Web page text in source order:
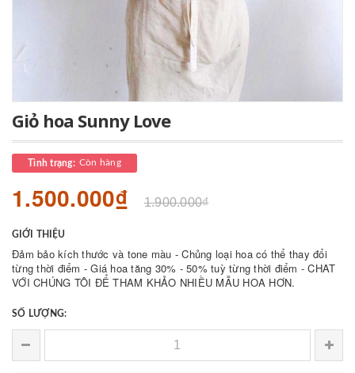
Giỏ hoa Sunny Love
Tình trạng: Còn hàng
1.500.000₫ 1.900.000₫
GIỚI THIỆU
Đảm bảo kích thước và tone màu - Chủng loại hoa có thể thay đổi
từng thời điểm - Giá hoa tăng 30% - 50% tuỳ từng thời điểm - CHAT
VỚI CHÚNG TÔI ĐỂ THAM KHẢO NHIỀU MẪU HOA HƠN.
SỐ LƯỢNG: